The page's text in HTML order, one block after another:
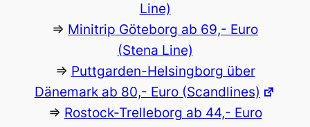
Line)
=> Minitrip Göteborg ab 69,- Euro
(Stena Line)
=> Puttgarden-Helsingborg über
Dänemark ab 80,- Euro (Scandlines)
=> Rostock-Trelleborg ab 44,- Euro